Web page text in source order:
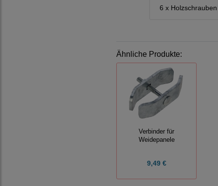
6 x Holzschrauben
Ähnliche Produkte:
Verbinder für
Weidepanele
9,49 €